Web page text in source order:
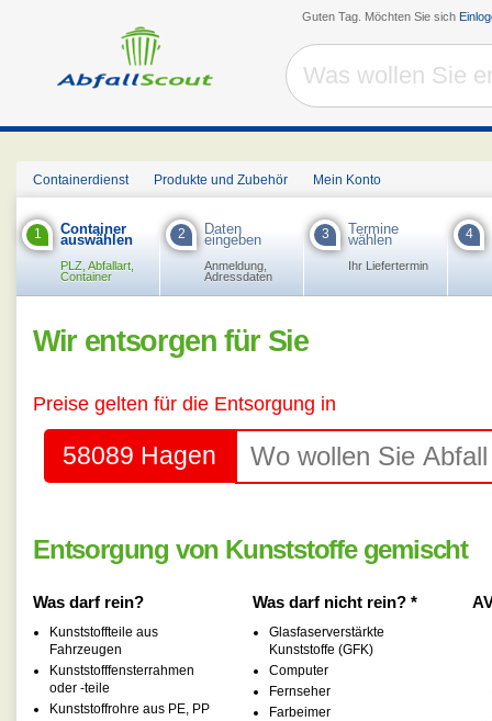
Guten Tag. Möchten Sie sich
Containerdienst Produkte und Zubehör Mein Konto
1 Container
auswählen
PLZ, Abfallart,
Container
2 Daten
eingeben
Anmeldung,
Adressdaten
3 Termine
wählen
Ihr Liefertermin
4
Wir entsorgen für Sie
Preise gelten für die Entsorgung in
58089 Hagen
Entsorgung von Kunststoffe gemischt
Was darf rein?
Kunststoffteile aus
Fahrzeugen
Kunststofffensterrahmen
oder -teile
Kunststoffrohre aus PE, PP
Was darf nicht rein? *
Glasfaserverstärkte
Kunststoffe (GFK)
Computer
Fernseher
Farbeimer